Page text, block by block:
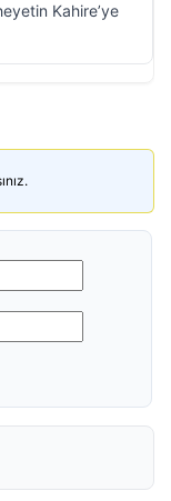
Kahire’ye